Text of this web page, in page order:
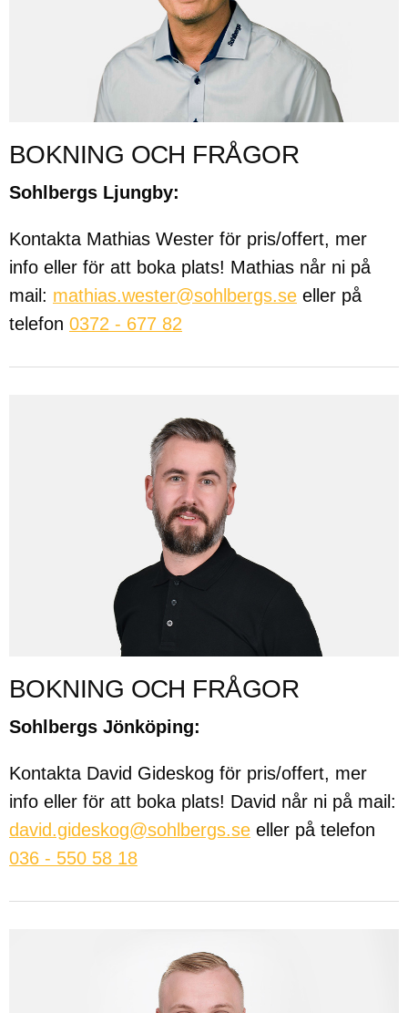
BOKNING OCH FRÅGOR
Sohlbergs Ljungby:
Kontakta Mathias Wester för pris/offert, mer
info eller för att boka plats! Mathias når ni på
mail: mathias.wester@sohlbergs.se eller på
telefon 0372 - 677 82
BOKNING OCH FRÅGOR
Sohlbergs Jönköping:
Kontakta David Gideskog för pris/offert, mer
info eller för att boka plats! David når ni på mail:
david.gideskog@sohlbergs.se eller på telefon
036 - 550 58 18